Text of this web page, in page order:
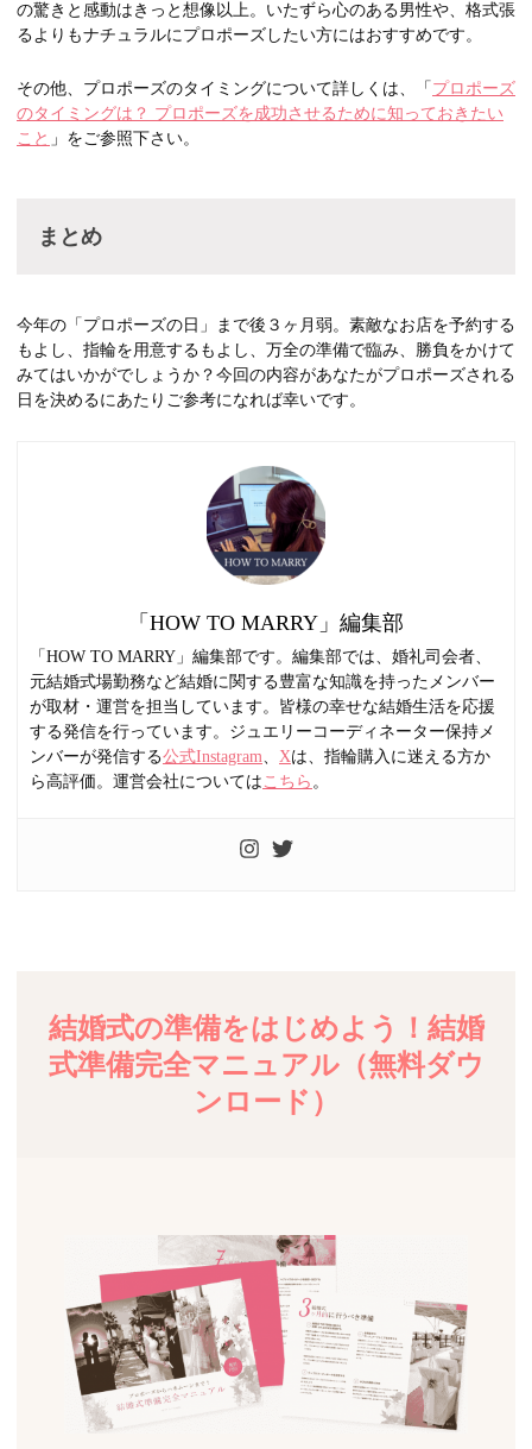
の驚きと感動はきっと想像以上。いたずら心のある男性や、格式張
るよりもナチュラルにプロポーズしたい方にはおすすめです。
その他、プロポーズのタイミングについて詳しくは、「プロポーズ
のタイミングは？ プロポーズを成功させるために知っておきたい
こと 」をご参照下さい。
まとめ
今年の「プロポーズの日」まで後３ヶ月弱。素敵なお店を予約する
もよし、指輪を用意するもよし、万全の準備で臨み、勝負をかけて
みてはいかがでしょうか？今回の内容があなたがプロポーズされる
日を決めるにあたりご参考になれば幸いです。
「HOW TO MARRY」編集部
「HOW TO MARRY」編集部です。編集部では、婚礼司会者、
元結婚式場勤務など結婚に関する豊富な知識を持ったメンバー
が取材・運営を担当しています。皆様の幸せな結婚生活を応援
する発信を行っています。ジュエリーコーディネーター保持メ
ンバーが発信する公式Instagram、 Xは、指輪購入に迷える方か
ら高評価。運営会社については こちら 。
結婚式の準備をはじめよう！結婚
式準備完全マニュアル（無料ダウ
ンロード）